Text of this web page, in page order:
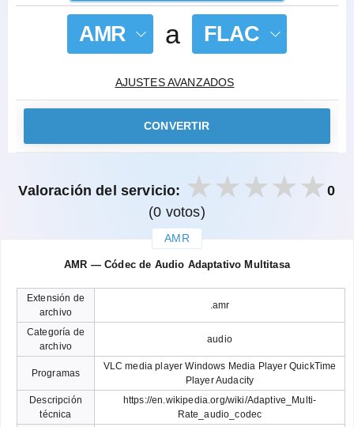
AMR a FLAC
AJUSTES AVANZADOS
CONVERTIR
Valoración del servicio:
0
(0 votos)
AMR
AMR — Códec de Audio Adaptativo Multitasa
Extensión de
archivo
.amr
Categoría de
archivo
audio
Programas
VLC media player Windows Media Player QuickTime
Player Audacity
Descripción
técnica
https://en.wikipedia.org/wiki/Adaptive_Multi-
Rate_audio_codec